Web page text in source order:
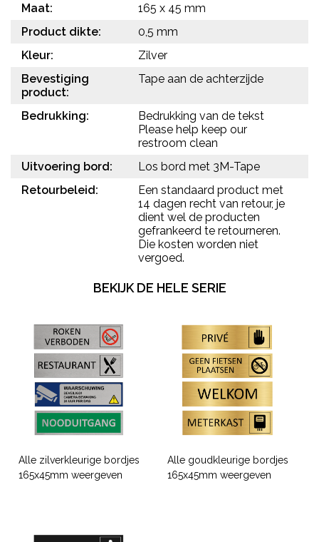
Maat:
165 x 45 mm
Product dikte:
0,5 mm
Kleur:
Zilver
Bevestiging
product:
Tape aan de achterzijde
Bedrukking:
Bedrukking van de tekst
Please help keep our
restroom clean
Uitvoering bord:
Los bord met 3M-Tape
Retourbeleid:
Een standaard product met
14 dagen recht van retour, je
dient wel de producten
gefrankeerd te retourneren.
Die kosten worden niet
vergoed.
BEKIJK DE HELE SERIE
Alle zilverkleurige bordjes
165x45mm weergeven
Alle goudkleurige bordjes
165x45mm weergeven